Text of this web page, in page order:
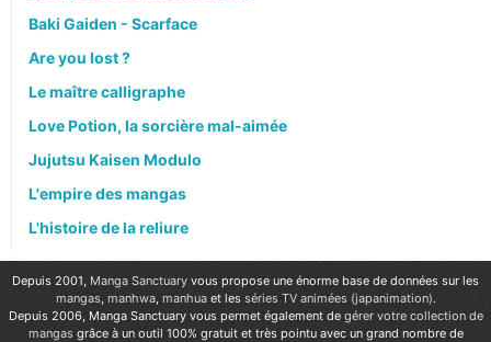
Baki Gaiden - Scarface
Are you lost ?
Le maître calligraphe
Love Potion, la sorcière mal-aimée
Jujutsu Kaisen Modulo
L'empire des mangas
L'histoire de la reliure
Depuis 2001, Manga Sanctuary vous propose une énorme base de données sur les
mangas, manhwa, manhuaet les séries TV animées (japanimation).
Depuis 2006, Manga Sanctuary vous permet également de gérer votre collection de
mangas grâce à un outil 100% gratuit et très pointu avec un grand nombre de